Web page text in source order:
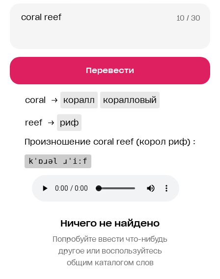
10 / 30
Перевести
coral → коралл коралловый
reef →
риф
Произношение coral reef (корол риф) :
kˈɒɹəl ɹˈiːf
Ничего не найдено
Попробуйте ввести что-нибудь
другое или воспользуйтесь
общим каталогом слов